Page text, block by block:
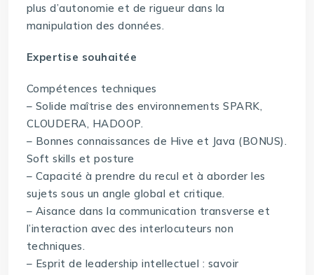
plus d’autonomie et de rigueur dans la
manipulation des données.
Expertise souhaitée
Compétences techniques
– Solide maîtrise des environnements SPARK,
CLOUDERA, HADOOP.
– Bonnes connaissances de Hive et Java (BONUS).
Soft skills et posture
– Capacité à prendre du recul et à aborder les
sujets sous un angle global et critique.
– Aisance dans la communication transverse et
l’interaction avec des interlocuteurs non
techniques.
– Esprit de leadership intellectuel : savoir